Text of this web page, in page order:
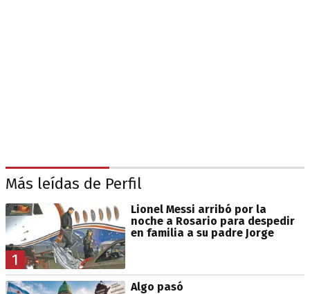
Más leídas de Perfil
1
Lionel Messi arribó por la
noche a Rosario para despedir
en familia a su padre Jorge
Algo pasó